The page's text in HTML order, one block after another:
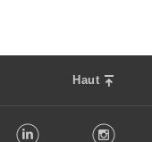
Haut
LinkedIn